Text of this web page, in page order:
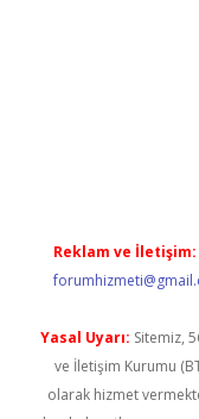
Reklam ve İletişim:
Yasal Uyarı: Sitemiz,
ve İletişim Kurumu
olarak hizmet